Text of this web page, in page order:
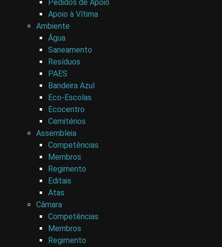
Pedidos de Apoio
Apoio à Vítima
Ambiente
Água
Saneamento
Resíduos
PAES
Bandeira Azul
Eco-Escolas
Ecocentro
Cemitérios
Assembleia
Competências
Membros
Regimento
Editais
Atas
Câmara
Competências
Membros
Regimento